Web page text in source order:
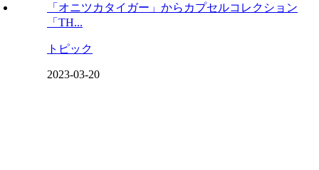
「オニツカタイガー」からカプセルコレクション
「TH...
トピック
2023-03-20